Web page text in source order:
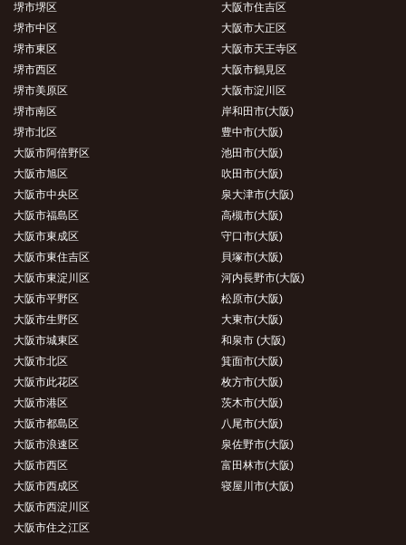
堺市堺区
堺市中区
堺市東区
堺市西区
堺市美原区
堺市南区
堺市北区
大阪市阿倍野区
大阪市旭区
大阪市中央区
大阪市福島区
大阪市東成区
大阪市東住吉区
大阪市東淀川区
大阪市平野区
大阪市生野区
大阪市城東区
大阪市北区
大阪市此花区
大阪市港区
大阪市都島区
大阪市浪速区
大阪市西区
大阪市西成区
大阪市西淀川区
大阪市住之江区
大阪市住吉区
大阪市大正区
大阪市天王寺区
大阪市鶴見区
大阪市淀川区
岸和田市(大阪)
豊中市(大阪)
池田市(大阪)
吹田市(大阪)
泉大津市(大阪)
高槻市(大阪)
守口市(大阪)
貝塚市(大阪)
河内長野市(大阪)
松原市(大阪)
大東市(大阪)
和泉市 (大阪)
箕面市(大阪)
枚方市(大阪)
茨木市(大阪)
八尾市(大阪)
泉佐野市(大阪)
富田林市(大阪)
寝屋川市(大阪)